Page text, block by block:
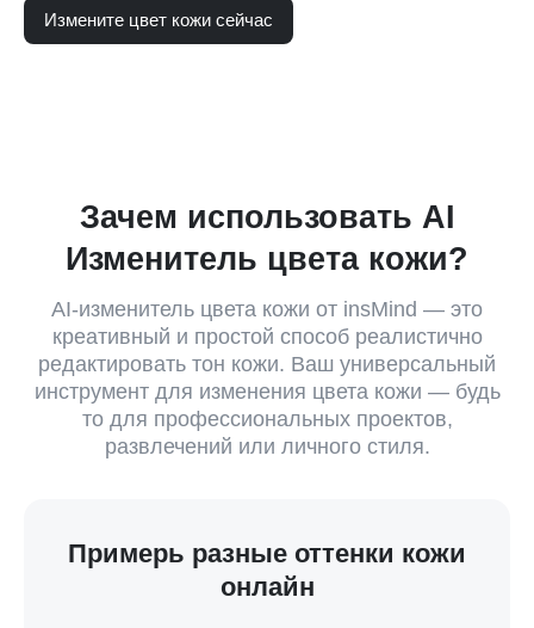
Измените цвет кожи сейчас
Зачем использовать AI
Изменитель цвета кожи?
AI-изменитель цвета кожи от insMind — это
креативный и простой способ реалистично
редактировать тон кожи. Ваш универсальный
инструмент для изменения цвета кожи — будь
то для профессиональных проектов,
развлечений или личного стиля.
Примерь разные оттенки кожи
онлайн